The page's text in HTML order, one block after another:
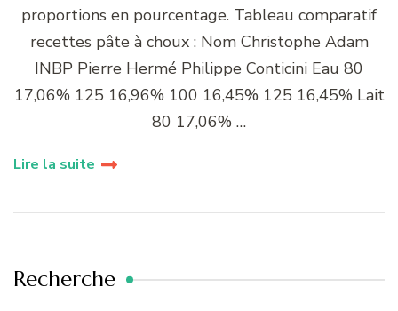
proportions en pourcentage. Tableau comparatif
recettes pâte à choux : Nom Christophe Adam
INBP Pierre Hermé Philippe Conticini Eau 80
17,06% 125 16,96% 100 16,45% 125 16,45% Lait
80 17,06% …
Lire la suite
Recherche